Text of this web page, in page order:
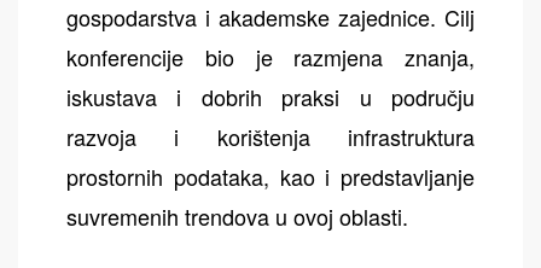
gospodarstva i akademske zajednice. Cilj
konferencije bio je razmjena znanja,
iskustava i dobrih praksi u području
razvoja i korištenja infrastruktura
prostornih podataka, kao i predstavljanje
suvremenih trendova u ovoj oblasti.